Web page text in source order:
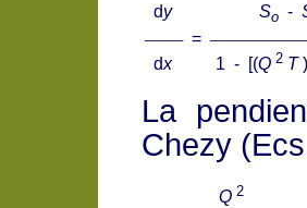
dy So -
=
dx1 - [(Q 2 T
La
Chezy
Q 2